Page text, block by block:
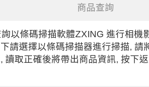
商品查詢
以條碼掃描軟體ZXING 進行相機
請選擇以條碼掃描器進行掃描, 請
讀取正確後將帶出商品資訊, 按下